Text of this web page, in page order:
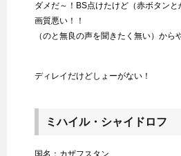
ダメだ～！BS点けたけど（赤ボタン
画質悪い！！
（のと無良の声を聞きたく無い）から
ディレイだけどしょーがない！
ミハイル・シャイドロフ